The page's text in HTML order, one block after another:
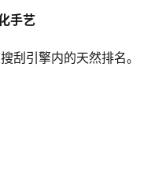
手艺
引擎内的天然排名。